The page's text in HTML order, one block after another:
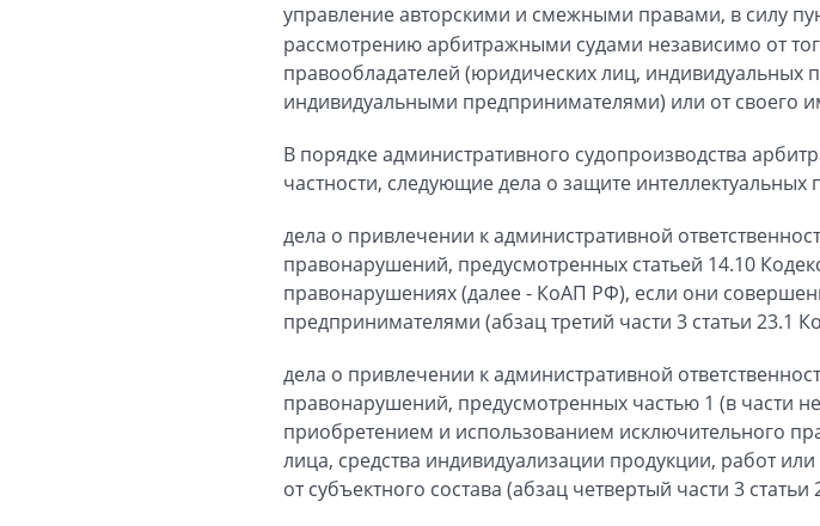
управление авторскими и смежными правами, в силу
рассмотрению арбитражными судами независимо от
правообладателей (юридических лиц,
индивидуальными предпринимателями) или от своего
В порядке административного судопроизводства
частности, следующие дела о защите интеллектуальных
дела о привлечении к административной
правонарушений, предусмотренных статьей 14.10
правонарушениях (далее - КоАП РФ), если они
предпринимателями (абзац третий части 3 статьи 23.1
дела о привлечении к административной
правонарушений, предусмотренных частью 1 (в части
приобретением и использованием исключительного
лица, средства индивидуализации продукции, работ
от субъектного состава (абзац четвертый части 3